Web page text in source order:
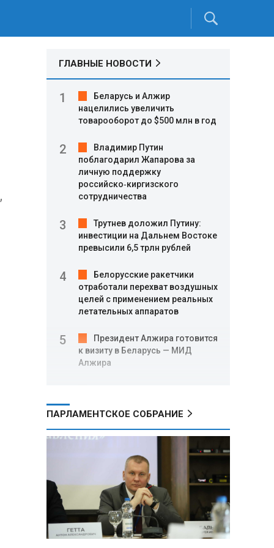
ГЛАВНЫЕ НОВОСТИ
Беларусь и Алжир
нацелились увеличить
товарооборот до $500 млн в год
Владимир Путин
поблагодарил Жапарова за
личную поддержку
российско‑киргизского
сотрудничества
Трутнев доложил Путину:
инвестиции на Дальнем Востоке
превысили 6,5 трлн рублей
Белорусские ракетчики
отработали перехват воздушных
целей с применением реальных
летательных аппаратов
Президент Алжира готовится
к визиту в Беларусь — МИД
Алжира
попавших в плен после
неизвестной
Второй энергоблок БелАЭС
вновь вышел на номинальную
мощность после диагностики
оборудования
СК РФ: от вторжения
украинских боевиков в Курскую
ПАРЛАМЕНТСКОЕ СОБРАНИЕ